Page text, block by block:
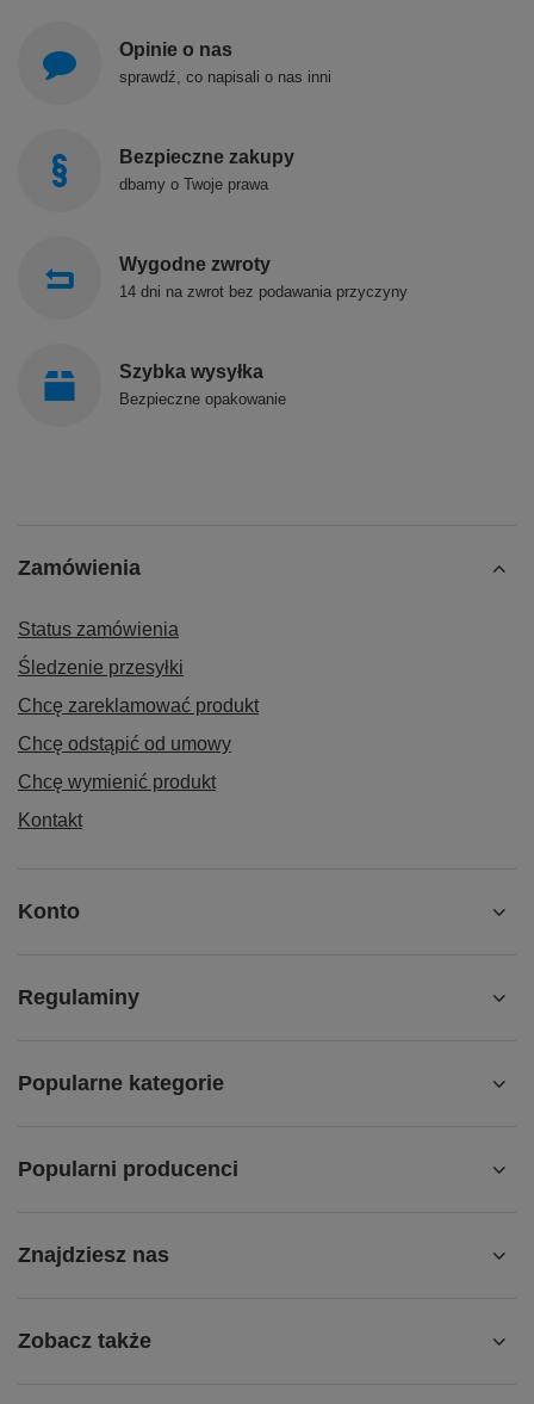
Opinie o nas
sprawdź, co napisali o nas inni
Bezpieczne zakupy
dbamy o Twoje prawa
Wygodne zwroty
14 dni na zwrot bez podawania przyczyny
Szybka wysyłka
Bezpieczne opakowanie
Zamówienia
Status zamówienia
Śledzenie przesyłki
Chcę zareklamować produkt
Chcę odstąpić od umowy
Chcę wymienić produkt
Kontakt
Konto
Regulaminy
Popularne kategorie
Popularni producenci
Znajdziesz nas
Zobacz także